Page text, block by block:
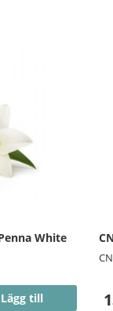
White
Lägg till